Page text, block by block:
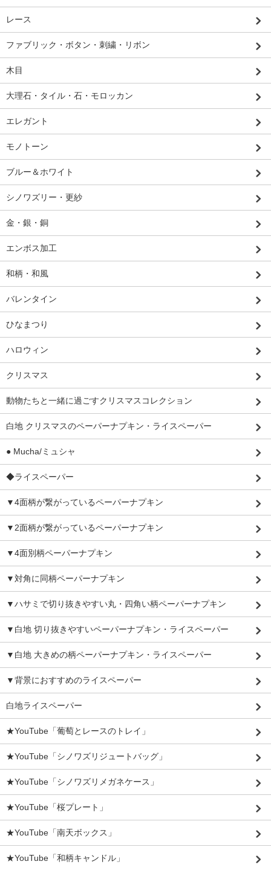
レース
ファブリック・ボタン・刺繍・リボン
木目
大理石・タイル・石・モロッカン
エレガント
モノトーン
ブルー＆ホワイト
シノワズリー・更紗
金・銀・銅
エンボス加工
和柄・和風
バレンタイン
ひなまつり
ハロウィン
クリスマス
動物たちと一緒に過ごすクリスマスコレクション
白地 クリスマスのペーパーナプキン・ライスペーパー
● Mucha/ミュシャ
◆ライスペーパー
▼4面柄が繋がっているペーパーナプキン
▼2面柄が繋がっているペーパーナプキン
▼4面別柄ペーパーナプキン
▼対角に同柄ペーパーナプキン
▼ハサミで切り抜きやすい丸・四角い柄ペーパーナプキン
▼白地 切り抜きやすいペーパーナプキン・ライスペーパー
▼白地 大きめの柄ペーパーナプキン・ライスペーパー
▼背景におすすめのライスペーパー
白地ライスペーパー
★YouTube「葡萄とレースのトレイ」
★YouTube「シノワズリジュートバッグ」
★YouTube「シノワズリメガネケース」
★YouTube「桜プレート」
★YouTube「南天ボックス」
★YouTube「和柄キャンドル」